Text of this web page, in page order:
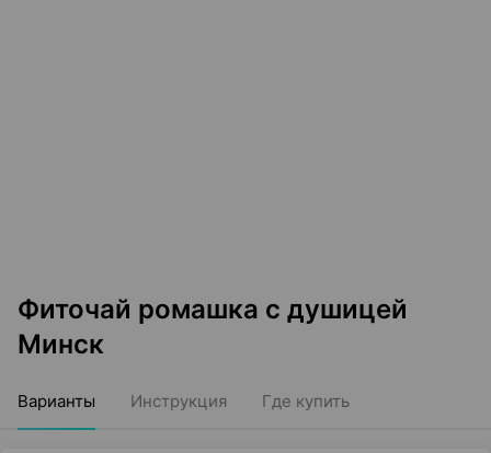
Фиточай ромашка с душицей
Минск
Варианты Инструкция Где купить